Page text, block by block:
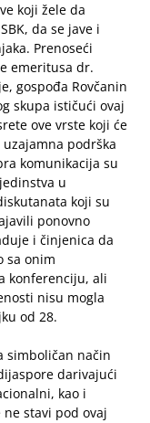
koji žele da
da se jave i
Prenoseći
emeritusa dr.
gospođa Rovčanin
skupa ističući ovaj
ove vrste koji će
podrška
komunikacija su
u
koji su
ponovno
i činjenica da
sa onim
konferenciju, ali
nisu mogla
od 28.
simboličan način
darivajući
kao i
ne stavi pod ovaj